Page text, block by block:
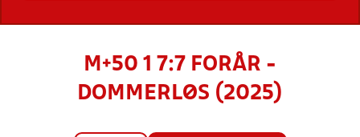
M+50 1 7:7 FORÅR -
DOMMERLØS (2025)